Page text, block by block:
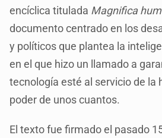
encíclica titulada Magnifica
documento centrado en los
y políticos que plantea la
en el que hizo un llamado a
tecnología esté al servicio de la
poder de unos cuantos.
El texto fue firmado el pasado